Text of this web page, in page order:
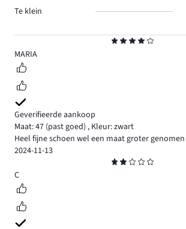
4
MARIA
Geverifieerde aankoop
Maat: 47 (past goed) , Kleur: zwart
Heel fijne schoen wel een maat groter genomen
2024-11-13
2
C
Te klein